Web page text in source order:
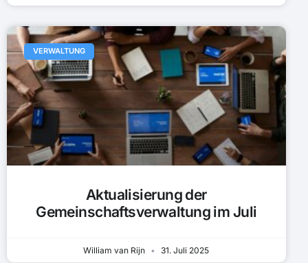
VERWALTUNG
Aktualisierung der
Gemeinschaftsverwaltung im Juli
William van Rijn 31. Juli 2025